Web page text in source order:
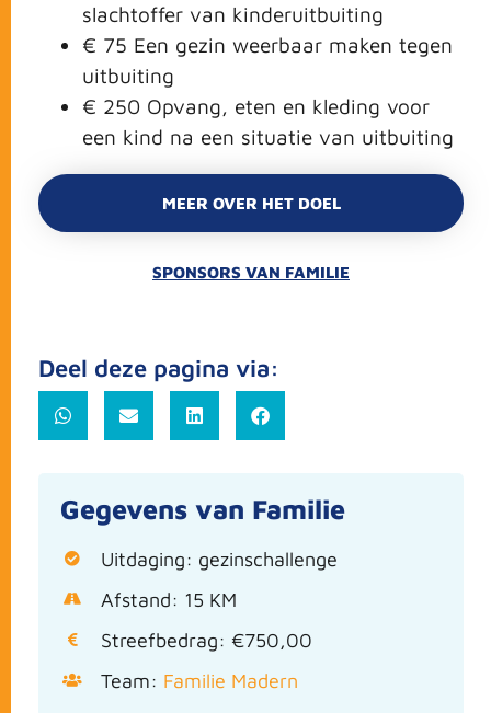
slachtoffer van kinderuitbuiting
€ 75 Een gezin weerbaar maken tegen
uitbuiting
€ 250 Opvang, eten en kleding voor
een kind na een situatie van uitbuiting
MEER OVER HET DOEL
SPONSORS VAN FAMILIE
Deel deze pagina via:
Gegevens van Familie
Uitdaging: gezinschallenge
Afstand: 15 KM
Streefbedrag: €750,00
Team: Familie Madern